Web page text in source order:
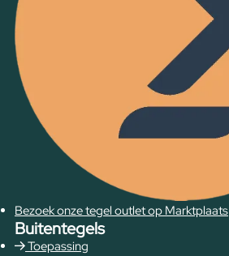
Bezoek onze tegel outlet op Marktplaats
Buitentegels
Toepassing